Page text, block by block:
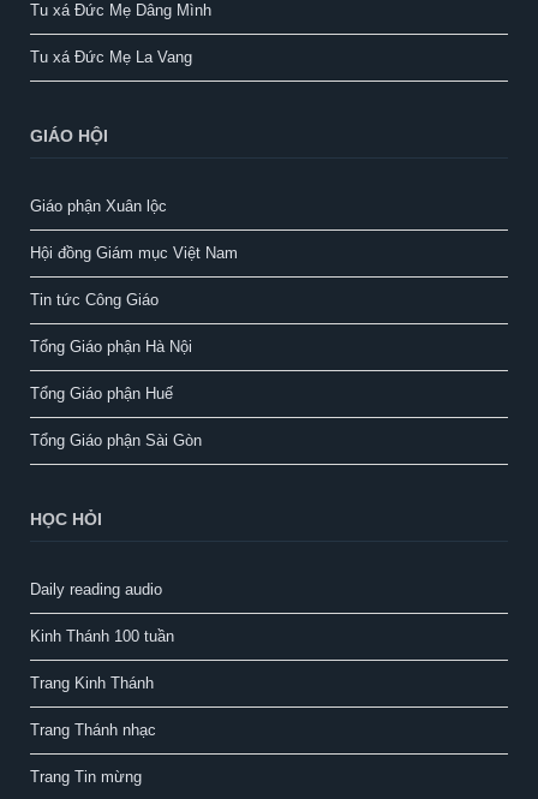
Tu xá Đức Mẹ Dâng Mình
Tu xá Đức Mẹ La Vang
GIÁO HỘI
Giáo phận Xuân lộc
Hội đồng Giám mục Việt Nam
Tin tức Công Giáo
Tổng Giáo phận Hà Nội
Tổng Giáo phận Huế
Tổng Giáo phận Sài Gòn
HỌC HỎI
Daily reading audio
Kinh Thánh 100 tuần
Trang Kinh Thánh
Trang Thánh nhạc
Trang Tin mừng